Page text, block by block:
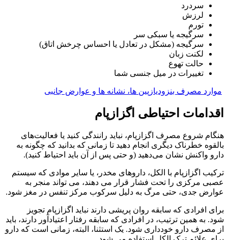
سردرد
لرزش
تورم
سرگیجه یا سبکی سر
سرگیجه (مشکل در تعادل یا احساس چرخش اتاق)
لکنت زبان
حالت تهوع
تغییرات در میل جنسی شما
موارد مصرف بنزودیازپین ها، نشانه ها و عوارض جانبی
اقدامات احتیاطی اگزازپام
هنگام شروع مصرف اگزازپام، نباید رانندگی کنید یا فعالیت‌های
بالقوه خطرناک دیگری انجام دهید تا زمانی که بدانید که چگونه به
دارو واکنش نشان می‌دهید (و حتی پس از آن باید احتیاط کنید).
ترکیب اگزازپام با الکل، داروهای مخدر، یا سایر موادی که سیستم
عصبی مرکزی را تحت فشار قرار می دهند، می تواند منجر به
عوارض جدی، حتی مرگ به دلیل سرکوب مرکز تنفس در مغز شود.
برای افرادی که سابقه روان پریشی دارند نباید اگزازپام تجویز
شود. به همین ترتیب، در افرادی که سابقه رفتار اعتیادآور دارند، باید
از مصرف دارو خودداری شود. یک استثنا، البته، زمانی است که دارو